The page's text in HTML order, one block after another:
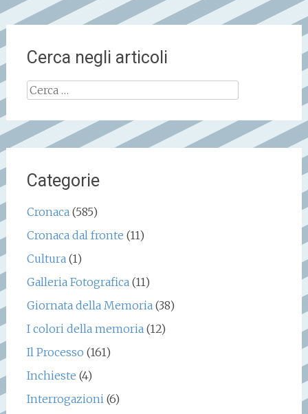
Cerca negli articoli
Ricerca
per:
Categorie
Cronaca (585)
Cronaca dal fronte (11)
Cultura (1)
Galleria Fotografica (11)
Giornata della Memoria (38)
I colori della memoria (12)
Il Processo (161)
Inchieste (4)
Interrogazioni (6)